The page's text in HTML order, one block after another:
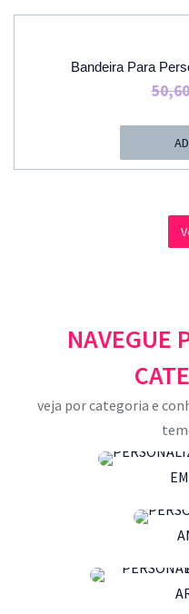
Bandeira Para
NAVEGUE
veja por categoria e